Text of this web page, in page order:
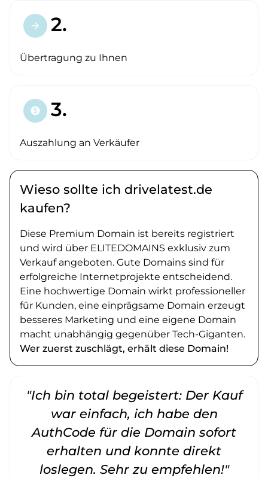
arrow_forward 2.
Übertragung zu Ihnen
paid 3.
Auszahlung an Verkäufer
Wieso sollte ich drivelatest.de
kaufen?
Diese Premium Domain ist bereits registriert
und wird über ELITEDOMAINS exklusiv zum
Verkauf angeboten. Gute Domains sind für
erfolgreiche Internetprojekte entscheidend.
Eine hochwertige Domain wirkt professioneller
für Kunden, eine einprägsame Domain erzeugt
besseres Marketing und eine eigene Domain
macht unabhängig gegenüber Tech-Giganten.
Wer zuerst zuschlägt, erhält diese Domain!
"Ich bin total begeistert: Der Kauf
war einfach, ich habe den
AuthCode für die Domain sofort
erhalten und konnte direkt
loslegen. Sehr zu empfehlen!"